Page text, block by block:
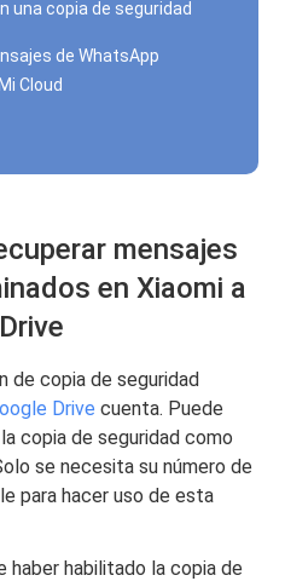
una copia de seguridad
de WhatsApp
Cloud
mensajes
en Xiaomi a
de copia de seguridad
Drive cuenta. Puede
copia de seguridad como
se necesita su número de
para hacer uso de esta
haber habilitado la copia de